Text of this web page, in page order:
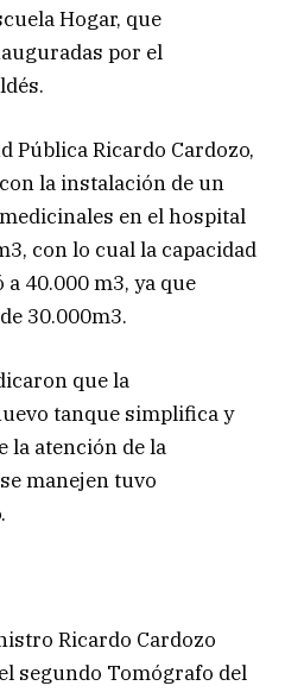
Hogar, que
por el
Pública Ricardo Cardozo,
la instalación de un
en el hospital
con lo cual la capacidad
40.000 m3, ya que
30.000m3.
que la
tanque simplifica y
la atención de la
manejen tuvo
Ricardo Cardozo
segundo Tomógrafo del